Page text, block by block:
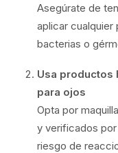
Asegúrate de
aplicar cualquier
bacterias o
Usa
para ojos
Opta por
y verificados
riesgo de